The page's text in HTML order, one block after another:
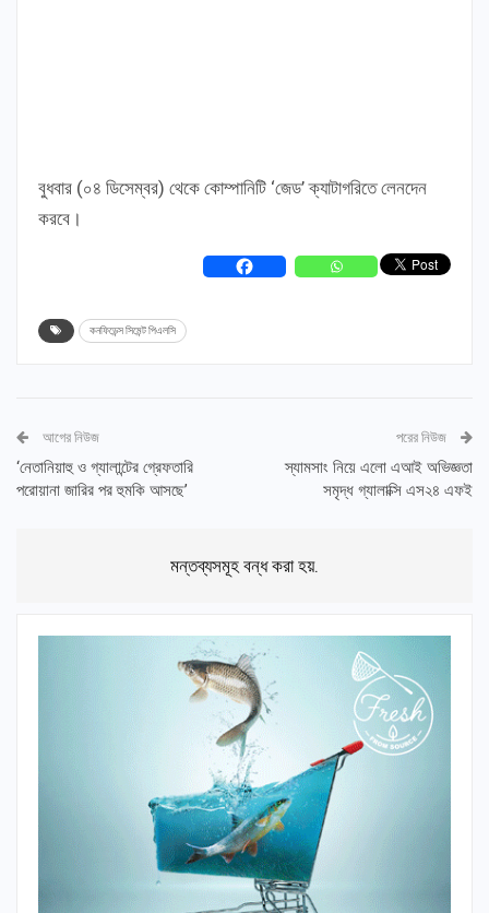
বুধবার (০৪ ডিসেম্বর) থেকে কোম্পানিটি ‘জেড’ ক্যাটাগরিতে লেনদেন
করবে।
কনফিডেন্স সিমেন্ট পিএলসি
আগের নিউজ
‘নেতানিয়াহু ও গ্যালান্টের গ্রেফতারি
পরোয়ানা জারির পর হুমকি আসছে’
পরের নিউজ
স্যামসাং নিয়ে এলো এআই অভিজ্ঞতা
সমৃদ্ধ গ্যালাক্সি এস২৪ এফই
মন্তব্যসমূহ বন্ধ করা হয়.